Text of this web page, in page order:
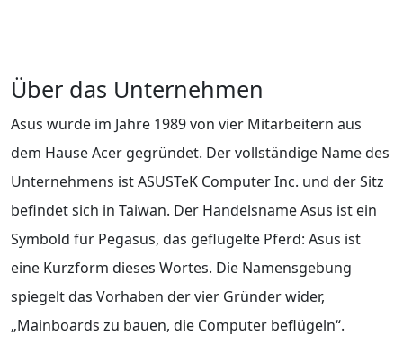
Über das Unternehmen
Asus wurde im Jahre 1989 von vier Mitarbeitern aus
dem Hause Acer gegründet. Der vollständige Name des
Unternehmens ist ASUSTeK Computer Inc. und der Sitz
befindet sich in Taiwan. Der Handelsname Asus ist ein
Symbold für Pegasus, das geflügelte Pferd: Asus ist
eine Kurzform dieses Wortes. Die Namensgebung
spiegelt das Vorhaben der vier Gründer wider,
„Mainboards zu bauen, die Computer beflügeln“.